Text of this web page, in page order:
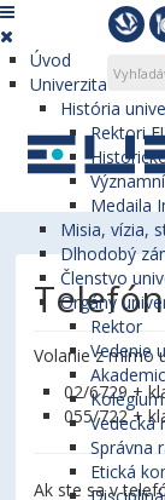
Úvod
Univerzita
História
Rektori
Medaila
Misia, vízia,
Dlhodobý
Členstvo
Orgány
Rektor
Vedenie
Vedecká
Správna
Etická
Volanie z mimo
02/6729 +
055/722 +
Ak ste sa v